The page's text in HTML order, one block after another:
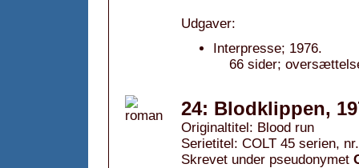
Udgaver:
Interpresse; 1976.
66 sider;
24: Blodklippen,
Originaltitel: Blood run
Serietitel: COLT 45 serien,
Skrevet under pseudonymet